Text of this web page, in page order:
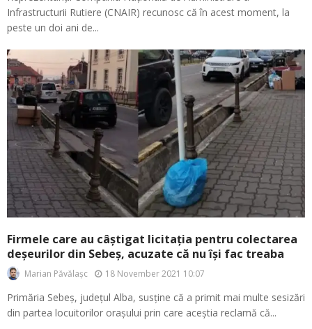
Infrastructurii Rutiere (CNAIR) recunosc că în acest moment, la
peste un doi ani de...
Firmele care au câștigat licitația pentru colectarea
deșeurilor din Sebeș, acuzate că nu își fac treaba
Marian Păvălașc 18 November 2021 10:07
Primăria Sebeș, județul Alba, susține că a primit mai multe sesizări
din partea locuitorilor orașului prin care aceștia reclamă că...